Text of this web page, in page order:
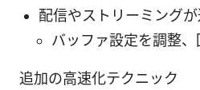
配信やストリーミング
バッファ設定を調整
追加の高速化テクニック